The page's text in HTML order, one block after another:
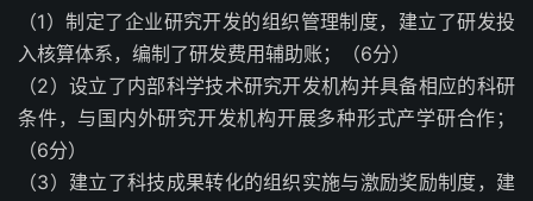
（1）制定了企业研究开发的组织管理制度，建立了研发投
入核算体系，编制了研发费用辅助账；（6分）
（2）设立了内部科学技术研究开发机构并具备相应的科研
条件，与国内外研究开发机构开展多种形式产学研合作；
（6分）
（3）建立了科技成果转化的组织实施与激励奖励制度，建